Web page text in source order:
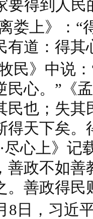
得到人民
娄上》：“
有道：得其
民》中说
心。”《
民也；失其
得天下矣。
尽心上》记
善政不如善
。善政得民
日，习近